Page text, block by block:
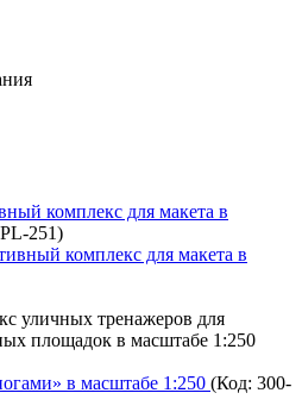
комплекс для макета в
251)
уличных тренажеров для
площадок в масштабе 1:250
в масштабе 1:250 (Код: 300-